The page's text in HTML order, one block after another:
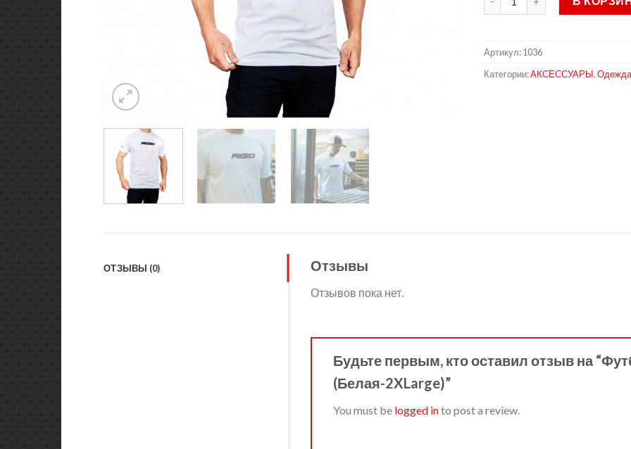
Артикул:1036
Категории:АКСЕССУАРЫ,Одежда
ОТЗЫВЫ (0) Отзывы
Отзывов пока нет.
Будьте первым, кто оставил отзыв на
(Белая-2XLarge)”
You must be logged into post a review.